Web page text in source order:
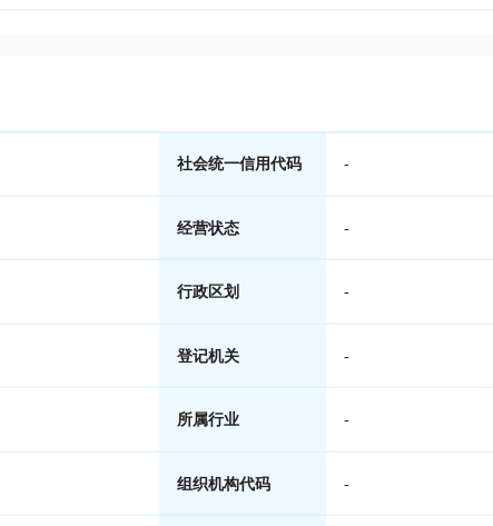
社会统一信用代码 -
经营状态 -
行政区划 -
登记机关 -
所属行业 -
组织机构代码 -